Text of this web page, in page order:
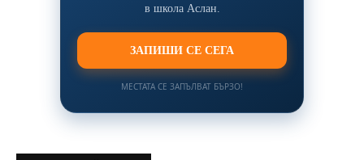
в школа Аслан.
ЗАПИШИ СЕ СЕГА
МЕСТАТА СЕ ЗАПЪЛВАТ БЪРЗО!